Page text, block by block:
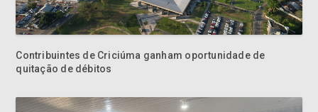
Contribuintes de Criciúma ganham oportunidade de
quitação de débitos